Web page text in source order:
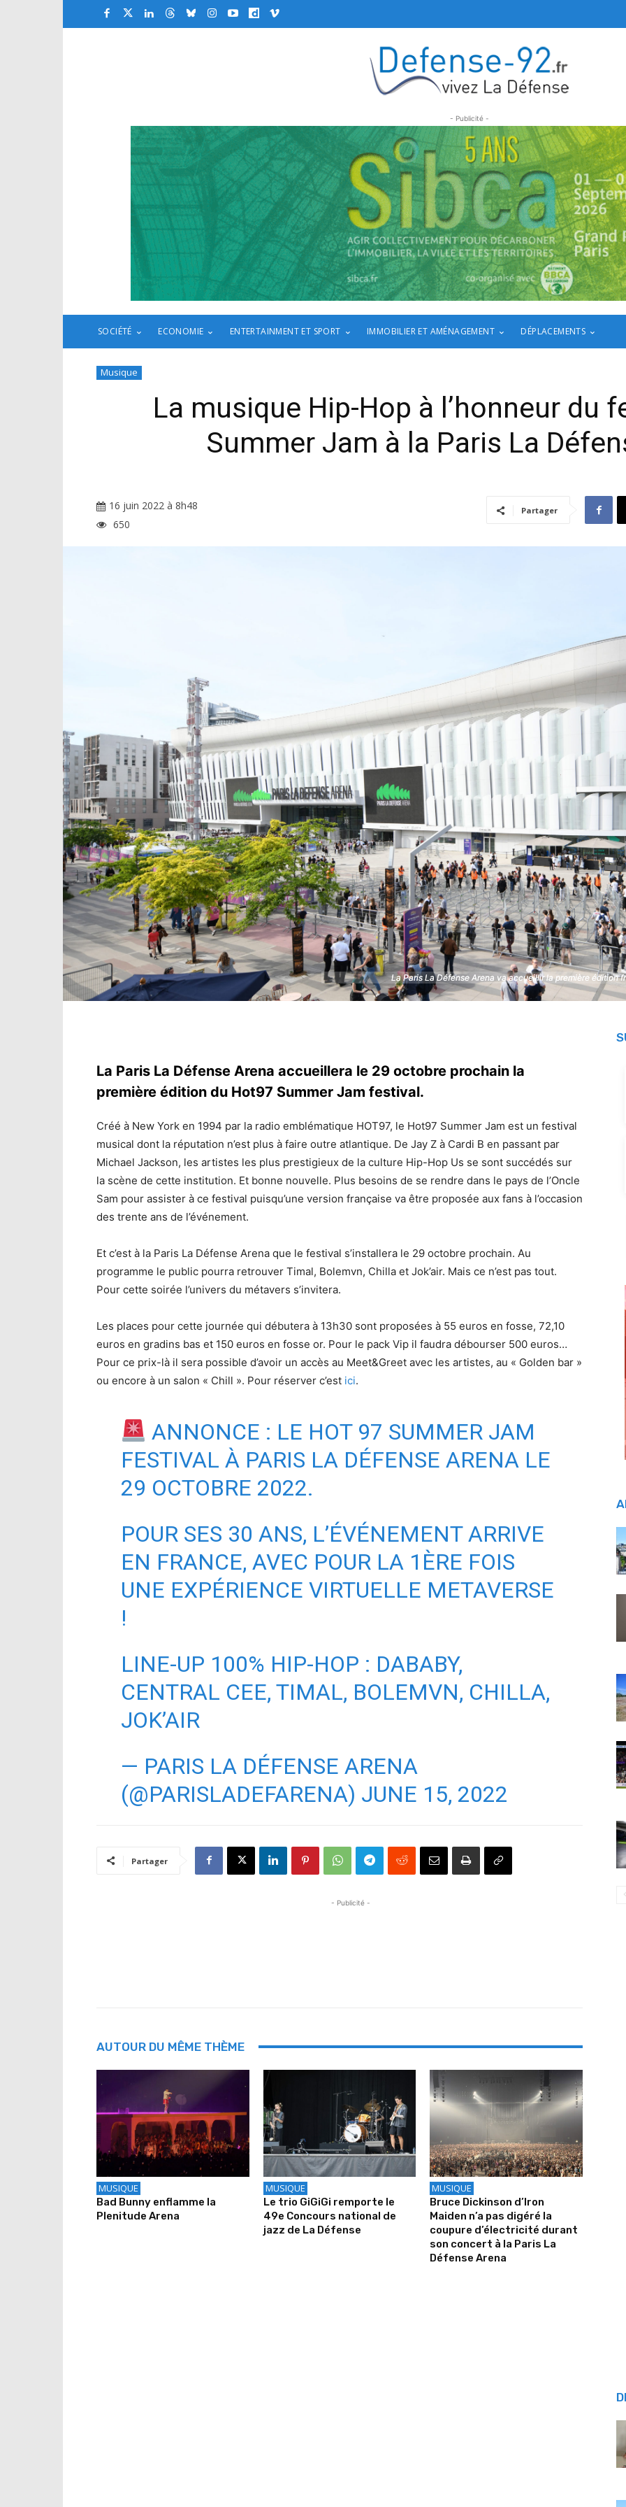
- Publicité -
SOCIÉTÉ ECONOMIE ENTERTAINMENT ET SPORT IMMOBILIER ET AMÉNAGEMENT DÉPLACEMENTS
Musique
La musique Hip-Hop à l’honneur du
Summer Jam à la Paris La
16 juin 2022 à 8h48
650
Partager
La Paris La Défense Arena va accueillir la première
La Paris La Défense Arena va accueillir la première
La Paris La Défense Arena accueillera le 29 octobre prochain la
première édition du Hot97 Summer Jam festival.
Créé à New York en 1994 par la radio emblématique HOT97, le Hot97 Summer Jam est un festival
musical dont la réputation n’est plus à faire outre atlantique. De Jay Z à Cardi B en passant par
Michael Jackson, les artistes les plus prestigieux de la culture Hip-Hop Us se sont succédés sur
la scène de cette institution. Et bonne nouvelle. Plus besoins de se rendre dans le pays de l’Oncle
Sam pour assister à ce festival puisqu’une version française va être proposée aux fans à l’occasion
des trente ans de l’événement.
Et c’est à la Paris La Défense Arena que le festival s’installera le 29 octobre prochain. Au
programme le public pourra retrouver Timal, Bolemvn, Chilla et Jok’air. Mais ce n’est pas tout.
Pour cette soirée l’univers du métavers s’invitera.
Les places pour cette journée qui débutera à 13h30 sont proposées à 55 euros en fosse, 72,10
euros en gradins bas et 150 euros en fosse or. Pour le pack Vip il faudra débourser 500 euros…
Pour ce prix-là il sera possible d’avoir un accès au Meet&Greet avec les artistes, au « Golden bar »
ou encore à un salon « Chill ». Pour réserver c’est ici.
ANNONCE : LE HOT 97 SUMMER JAM
FESTIVAL À PARIS LA DÉFENSE ARENA LE
29 OCTOBRE 2022.
POUR SES 30 ANS, L’ÉVÉNEMENT ARRIVE
EN FRANCE, AVEC POUR LA 1ÈRE FOIS
UNE EXPÉRIENCE VIRTUELLE METAVERSE
!
LINE-UP 100% HIP-HOP : DABABY,
CENTRAL CEE, TIMAL, BOLEMVN, CHILLA,
JOK’AIR
— PARIS LA DÉFENSE ARENA
(@PARISLADEFARENA) JUNE 15, 2022
Partager
- Publicité -
AUTOUR DU MÊME THÈME
MUSIQUE
Bad Bunny enflamme la
Plenitude Arena
MUSIQUE
Le trio GiGiGi remporte le
49e Concours national de
jazz de La Défense
MUSIQUE
Bruce Dickinson d’Iron
Maiden n’a pas digéré la
coupure d’électricité durant
son concert à la Paris La
Défense Arena